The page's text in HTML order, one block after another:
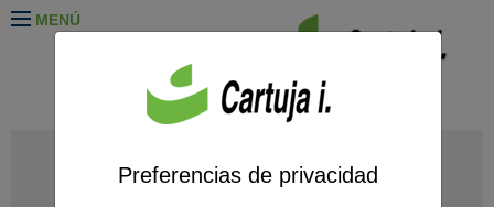
MENÚ
Preferencias de privacidad